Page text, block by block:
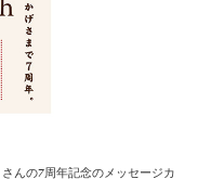
さんの7周年記念のメッセージカ